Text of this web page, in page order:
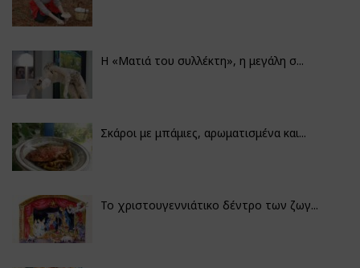
H «Ματιά του συλλέκτη», η μεγάλη σ...
Σκάροι με μπάμιες, αρωματισμένα και...
Το χριστουγεννιάτικο δέντρο των ζωγ...